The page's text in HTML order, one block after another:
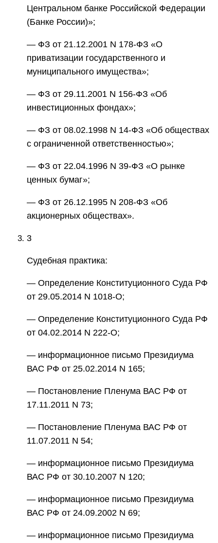
Центральном банке Российской Федерации
(Банке России)»;
— ФЗ от 21.12.2001 N 178-ФЗ «О
приватизации государственного и
муниципального имущества»;
— ФЗ от 29.11.2001 N 156-ФЗ «Об
инвестиционных фондах»;
— ФЗ от 08.02.1998 N 14-ФЗ «Об обществах
с ограниченной ответственностью»;
— ФЗ от 22.04.1996 N 39-ФЗ «О рынке
ценных бумаг»;
— ФЗ от 26.12.1995 N 208-ФЗ «Об
акционерных обществах».
3
Судебная практика:
— Определение Конституционного Суда РФ
от 29.05.2014 N 1018-О;
— Определение Конституционного Суда РФ
от 04.02.2014 N 222-О;
— информационное письмо Президиума
ВАС РФ от 25.02.2014 N 165;
— Постановление Пленума ВАС РФ от
17.11.2011 N 73;
— Постановление Пленума ВАС РФ от
11.07.2011 N 54;
— информационное письмо Президиума
ВАС РФ от 30.10.2007 N 120;
— информационное письмо Президиума
ВАС РФ от 24.09.2002 N 69;
— информационное письмо Президиума